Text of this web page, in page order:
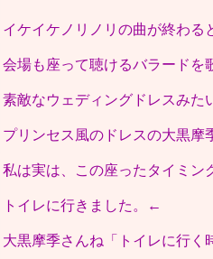
イケイケノリノリの曲が終わる
会場も座って聴けるバラードを
素敵なウェディングドレスみた
プリンセス風のドレスの大黒摩
私は実は、この座ったタイミン
トイレに行きました。←
大黒摩季さんね「トイレに行く